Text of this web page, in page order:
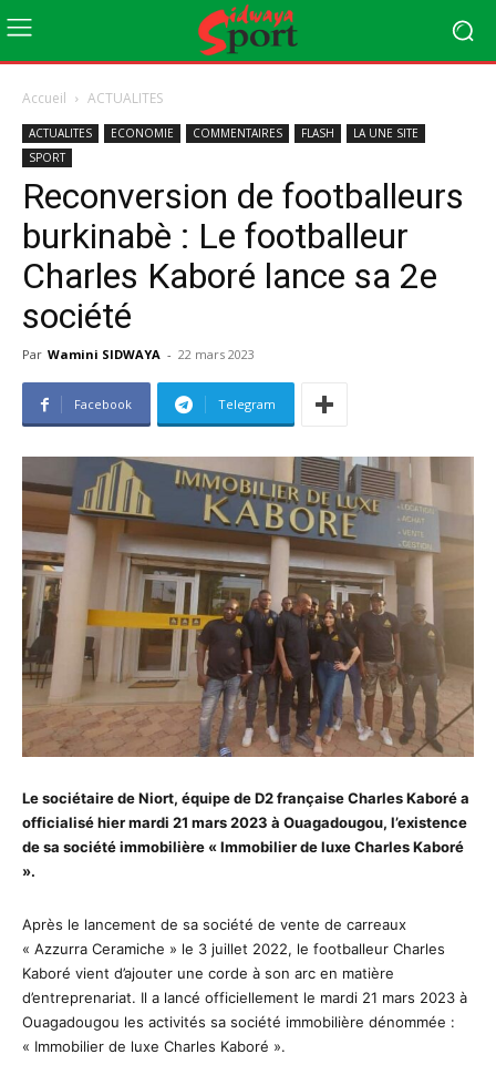
Accueil ACTUALITES
ACTUALITES ECONOMIE COMMENTAIRES FLASH
LA UNE SITE
SPORT
Reconversion de footballeurs
burkinabè : Le footballeur
Charles Kaboré lance sa 2e
société
Par Wamini SIDWAYA - 22 mars 2023
Facebook Telegram
Le sociétaire de Niort, équipe de D2 française Charles Kaboré a
officialisé hier mardi 21 mars 2023 à Ouagadougou, l’existence
de sa société immobilière « Immobilier de luxe Charles Kaboré
».
Après le lancement de sa société de vente de carreaux
« Azzurra Ceramiche » le 3 juillet 2022, le footballeur Charles
Kaboré vient d’ajouter une corde à son arc en matière
d’entreprenariat. Il a lancé officiellement le mardi 21 mars 2023 à
Ouagadougou les activités sa société immobilière dénommée :
« Immobilier de luxe Charles Kaboré ».